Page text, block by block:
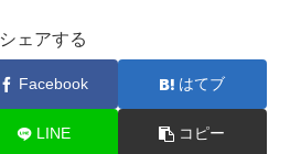
シェアする
Facebook はてブ
LINE コピー